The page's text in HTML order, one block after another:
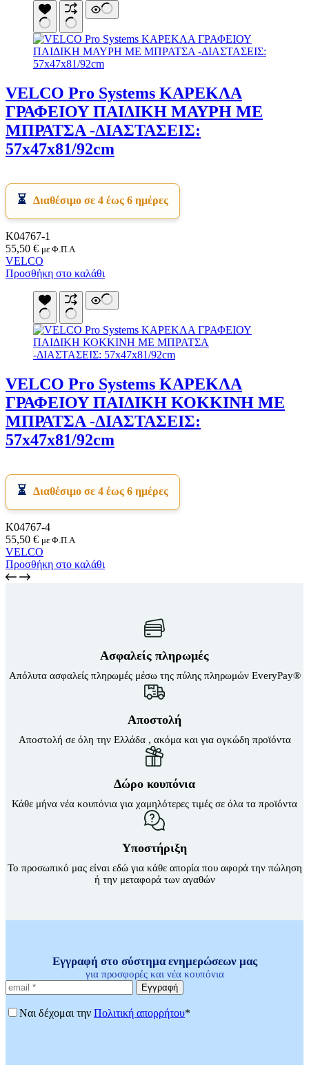
VELCO Pro Systems ΚΑΡΕΚΛΑ
ΓΡΑΦΕΙΟΥ ΠΑΙΔΙΚΗ ΜΑΥΡΗ ΜΕ
ΜΠΡΑΤΣΑ -ΔΙΑΣΤΑΣΕΙΣ:
57x47x81/92cm
Διαθέσιμο σε 4 έως 6 ημέρες
Κ04767-1
55,50 € με Φ.Π.Α
VELCO
Προσθήκη στο καλάθι
VELCO Pro Systems ΚΑΡΕΚΛΑ
ΓΡΑΦΕΙΟΥ ΠΑΙΔΙΚΗ ΚΟΚΚΙΝΗ ΜΕ
ΜΠΡΑΤΣΑ -ΔΙΑΣΤΑΣΕΙΣ:
57x47x81/92cm
Διαθέσιμο σε 4 έως 6 ημέρες
Κ04767-4
55,50 € με Φ.Π.Α
VELCO
Προσθήκη στο καλάθι
Ασφαλείς πληρωμές
Απόλυτα ασφαλείς πληρωμές μέσω της πύλης πληρωμών EveryPay®
Αποστολή
Αποστολή σε όλη την Ελλάδα , ακόμα και για ογκώδη προϊόντα
Δώρο κουπόνια
Κάθε μήνα νέα κουπόνια για χαμηλότερες τιμές σε όλα τα προϊόντα
Υποστήριξη
Το προσωπικό μας είναι εδώ για κάθε απορία που αφορά την πώληση
ή την μεταφορά των αγαθών
Εγγραφή στο σύστημα ενημερώσεων μας
για προσφορές και νέα κουπόνια
Εγγραφή
Ναι δέχομαι την Πολιτική απορρήτου*